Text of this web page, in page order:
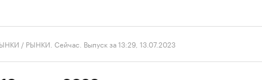
/ РЫНКИ. Сейчас. Выпуск за 13:29, 13.07.2023